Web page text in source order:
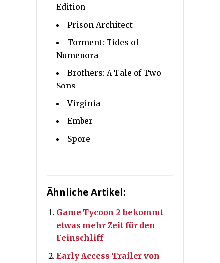
Edition
Prison Architect
Torment: Tides of
Numenora
Brothers: A Tale of Two
Sons
Virginia
Ember
Spore
Ähnliche Artikel:
Game Tycoon 2 bekommt
etwas mehr Zeit für den
Feinschliff
Early Access-Trailer von